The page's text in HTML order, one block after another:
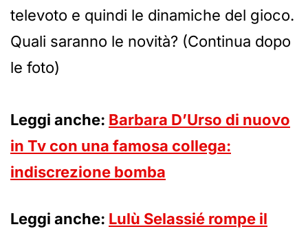
televoto e quindi le dinamiche del gioco.
Quali saranno le novità? (Continua dopo
le foto)
Leggi anche: Barbara D’Urso di nuovo
in Tv con una famosa collega:
indiscrezione bomba
Leggi anche: Lulù Selassié rompe il